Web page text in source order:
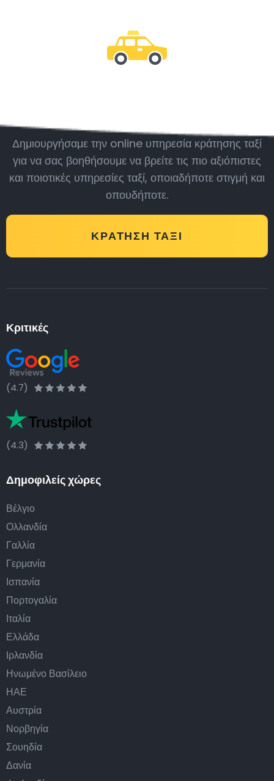
Δημιουργήσαμε την online υπηρεσία κράτησης ταξί
για να σας βοηθήσουμε να βρείτε τις πιο αξιόπιστες
και ποιοτικές υπηρεσίες ταξί, οποιαδήποτε στιγμή και
οπουδήποτε.
ΚΡΆΤΗΣΗ ΤΑΞΊ
Κριτικές
(4.7)
(4.3)
Δημοφιλείς χώρες
Βέλγιο
Ολλανδία
Γαλλία
Γερμανία
Ισπανία
Πορτογαλία
Ιταλία
Ελλάδα
Ιρλανδία
Ηνωμένο Βασίλειο
ΗΑΕ
Αυστρία
Νορβηγία
Σουηδία
Δανία